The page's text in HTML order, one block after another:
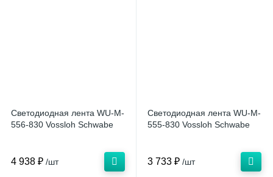
Светодиодная лента WU-M-
556-830 Vossloh Schwabe
4 938 ₽ /шт
Светодиодная лента WU-M-
555-830 Vossloh Schwabe
3 733 ₽ /шт